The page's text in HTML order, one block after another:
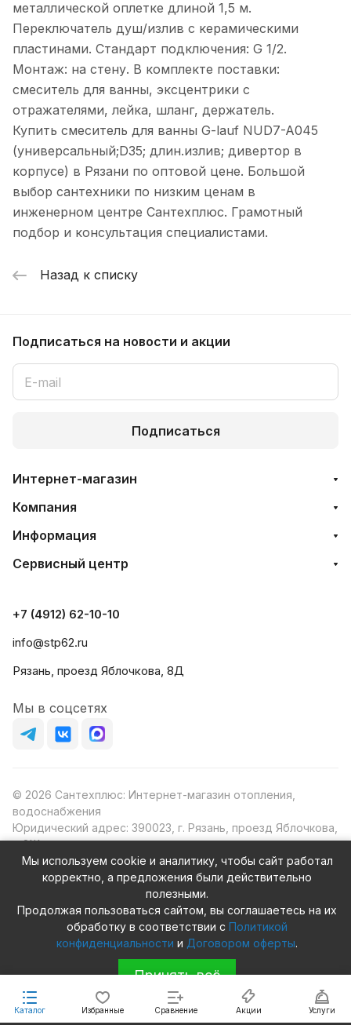
металлической оплетке длиной 1,5 м.
Переключатель душ/излив с керамическими
пластинами. Стандарт подключения: G 1/2.
Монтаж: на стену. В комплекте поставки:
смеситель для ванны, эксцентрики с
отражателями, лейка, шланг, держатель.
Купить смеситель для ванны G-lauf NUD7-A045
(универсальный;D35; длин.излив; дивертор в
корпусе) в Рязани по оптовой цене. Большой
выбор сантехники по низким ценам в
инженерном центре Сантехплюс. Грамотный
подбор и консультация специалистами.
Назад к списку
Каталог Избранные Сравнение Акции Услуги
Подписаться на новости и акции
Подписаться
Интернет-магазин
Компания
Информация
Сервисный центр
+7 (4912) 62-10-10
info@stp62.ru
Рязань, проезд Яблочкова, 8Д
Мы в соцсетях
© 2026 Сантехплюс: Интернет-магазин отопления,
водоснабжения
Юридический адрес: 390023, г. Рязань, проезд Яблочкова,
д.8Ж
ИНН/КПП: 6230087631/623001001
ОГРН: 1156230000080
Мы используем cookie и аналитику, чтобы сайт работал
корректно, а предложения были действительно
полезными.
Продолжая пользоваться сайтом, вы соглашаетесь на их
обработку в соответствии с Политикой
конфиденциальности и Договором оферты.
Принять всё
Конфиденциальность Оферта